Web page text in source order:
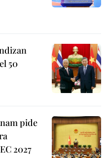
50
pide
2027